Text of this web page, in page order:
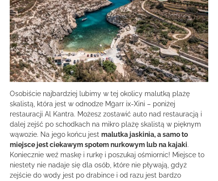
Osobiście najbardziej lubimy w tej okolicy malutką plażę
skalistą, która jest w odnodze Mġarr ix-Xini – poniżej
restauracji Al Kantra. Możesz zostawić auto nad restauracją i
dalej zejść po schodkach na mikro plażę skalistą w pięknym
wąwozie. Na jego końcu jest malutka jaskinia, a samo to
miejsce jest ciekawym spotem nurkowym lub na kajaki.
Koniecznie weź maskę i rurkę i poszukaj ośmiornic! Miejsce to
niestety nie nadaje się dla osób, które nie pływają, gdyż
zejście do wody jest po drabince i od razu jest bardzo